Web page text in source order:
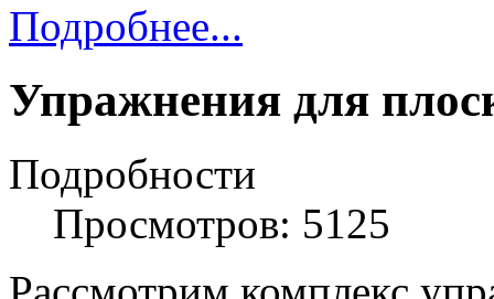
Подробнее...
Упражнения для
Подробности
Просмотров: 5125